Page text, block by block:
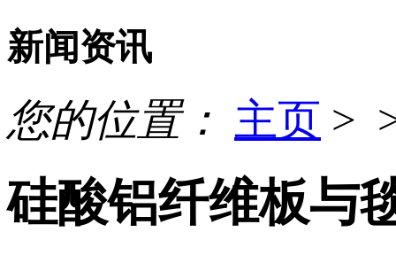
新闻资讯
您的位置： 主页 >
硅酸铝纤维板与